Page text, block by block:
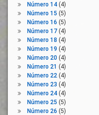
Situación
De
Riesgo
Soledad
Vida
Comunitaria
Nueva
Normalidad
Organizaciones
Empresariales
Organizaciones
Sindicales
Plan
Prevención
Prórroga
Reactivación
Número 14(4)
Número 15 (5)
Número 16 (5)
Número 17(4)
Número 18 (4)
Número 19 (4)
Número 20(4)
Número 21 (4)
Número 22(4)
Número 23 (4)
Número 24(4)
Número 25 (5)
Número 26 (5)